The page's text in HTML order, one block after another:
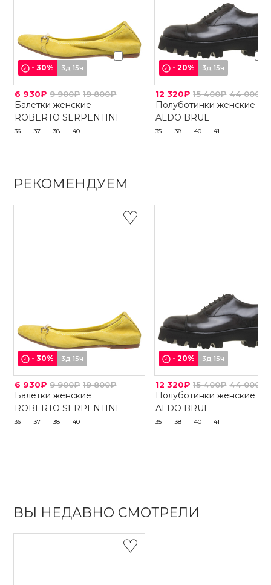
-30% 3д 15ч
6 930₽ 9 900₽ 19 800₽
Балетки женские
ROBERTO SERPENTINI
36 37 38 40
-20% 3д 15ч
12 320₽ 15 400₽ 44 000₽
Полуботинки женские
ALDO BRUE
35 38 40 41
РЕКОМЕНДУЕМ
-30% 3д 15ч
6 930₽ 9 900₽ 19 800₽
Балетки женские
ROBERTO SERPENTINI
36 37 38 40
-20% 3д 15ч
12 320₽ 15 400₽ 44 000₽
Полуботинки женские
ALDO BRUE
35 38 40 41
ВЫ НЕДАВНО СМОТРЕЛИ